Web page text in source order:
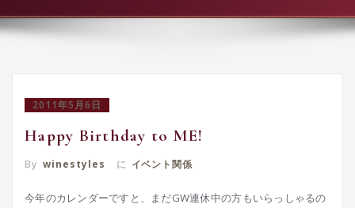
切
2011年5月6日
Happy Birthday to ME!
By winestyles に イベント関係
今年のカレンダーですと、まだGW連休中の方もいらっしゃるの